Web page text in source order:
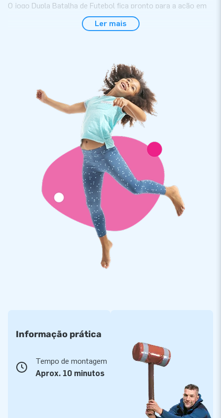
O jogo Dupla Batalha de Futebol fica pronto para a ação em
apenas 10 minutos. Graças ao seu peso leve e formato
compacto, é fácil de transportar e montar rapidamente. Inclui
Durável e fácil de limpar
Os insufláveis da JB-Insufláveis são reforçados nos pontos
cruciais, com costuras múltiplas e feitos de PVC de alta
qualidade e resistente à cor. São duráveis e fáceis de limpar,
mesmo após uso intensivo. Este insuflável inclui uma
garantia padrão de 5 anos, assegurando muitos anos de
diversão. Escolhe a Dupla Batalha de Futebol e proporciona
aos teus clientes diversão sem fim e competição
emocionante!
A prova: muitos clientes já escolheram a JB
Por que é que a JB faz pessoas em todo o mundo saltarem
de alegria há anos? A nossa equipa experiente de designers,
desenvolvedores e especialistas em logística cria
constantemente atrações insufláveis únicas e de qualidade
Ler mais
Informação prática
Tempo de montagem
Aprox. 10 minutos